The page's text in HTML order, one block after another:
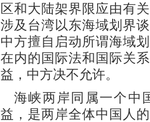
区和大陆架界限应由有
涉及台湾以东海域划界
中方擅自启动所谓海域
在内的国际法和国际关
益，中方决不允许。
海峡两岸同属一个中
益，是两岸全体中国人